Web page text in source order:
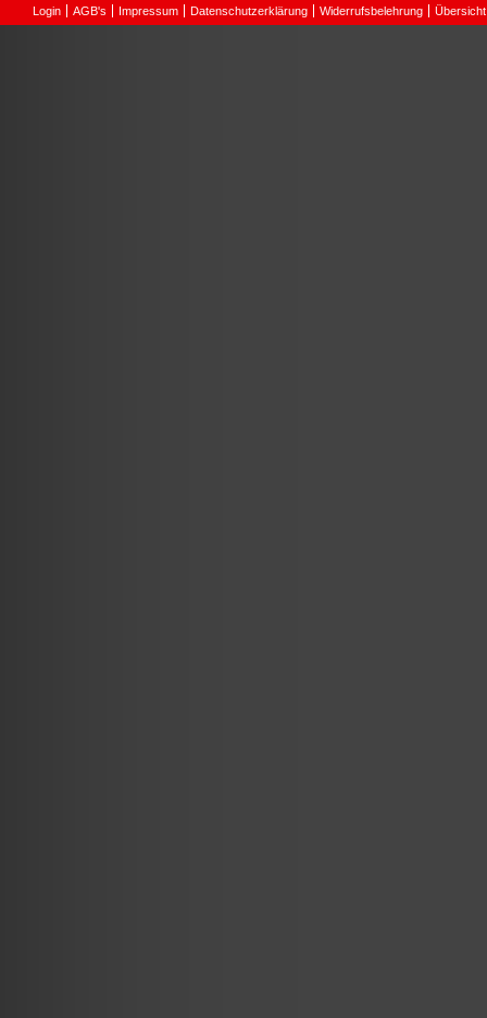
Login AGB's Impressum Datenschutzerklärung Widerrufsbelehrung